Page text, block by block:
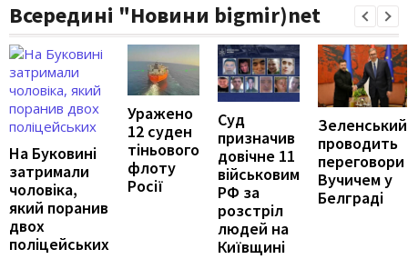
Всередині "Новини bigmir)net
На Буковині
затримали
чоловіка,
який поранив
двох
поліцейських
Уражено
12 суден
тіньового
флоту
Росії
Суд
призначив
довічне 11
військовим
РФ за
розстріл
людей на
Київщині
Зеленський
проводить
переговори
Вучичем у
Белграді